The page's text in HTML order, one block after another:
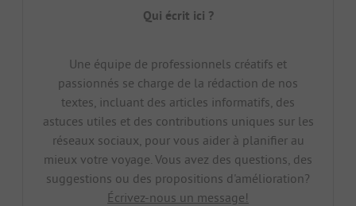
Qui écrit ici ?
Une équipe de professionnels créatifs et
passionnés se charge de la rédaction de nos
textes, incluant des articles informatifs, des
astuces utiles et des contributions uniques sur les
réseaux sociaux, pour vous aider à planifier au
mieux votre voyage. Vous avez des questions, des
suggestions ou des propositions d'amélioration?
Écrivez-nous un message!